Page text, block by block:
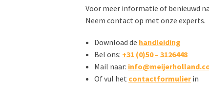
Voor meer informatie of benieuwd
Neem contact op met onze experts.
Download de handleiding
Bel ons: +31 (0)50 – 3126448
Mail naar:
Of vul het contactformulier in